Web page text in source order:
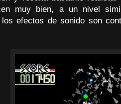
muy bien, a un nivel
efectos de sonido son